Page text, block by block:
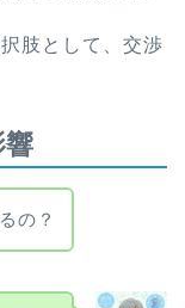
肢として、交渉
の？